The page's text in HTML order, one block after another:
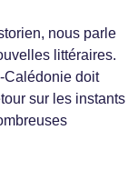
nous parle
littéraires.
Calédonie doit
sur les instants